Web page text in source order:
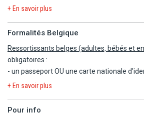
disponibilité).
sous réserve de disponibilité) : chambre
luxe + chambre de luxe et chambre de luxe
- Prêt de serviettes de piscine.
- Taxe de séjour incluse.
- Arrivée à partir de 15h, départ jusqu'a 12h.
+ En savoir plus
Formalités Belgique
Ressortissants belges (adultes, bébés et
obligatoires :
- un passeport OU une carte nationale
validité minimale de 6 mois à l'arrivée.
+ En savoir plus
Pour info